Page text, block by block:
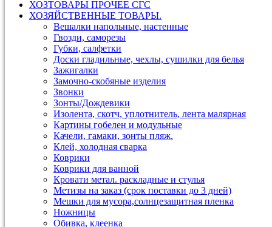
ХОЗТОВАРЫ ПРОЧЕЕ СГС
ХОЗЯЙСТВЕННЫЕ ТОВАРЫ.
Вешалки напольные, настенные
Гвозди, саморезы
Губки, салфетки
Доски гладильные, чехлы, сушилки для белья
Зажигалки
Замочно-скобяные изделия
Звонки
Зонты/Дождевики
Изолента, скотч, уплотнитель, лента малярная
Картины гобелен и модульные
Качели, гамаки, зонты пляж.
Клей, холодная сварка
Коврики
Коврики для ванной
Кровати метал. раскладные и стулья
Метизы на заказ (срок поставки до 3 дней)
Мешки для мусора,солнцезащитная пленка
Ножницы
Обивка, клеенка